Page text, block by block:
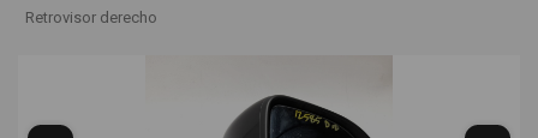
Retrovisor derecho